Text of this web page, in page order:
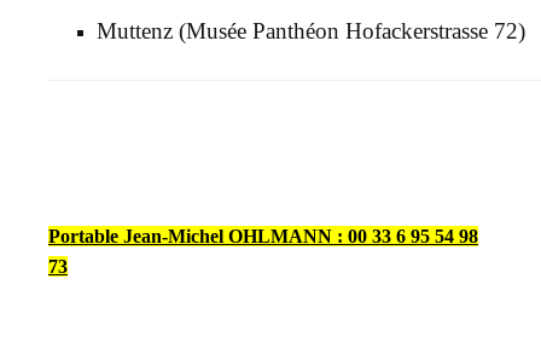
Muttenz (Musée Panthéon Hofackerstrasse 72)
Portable Jean-Michel OHLMANN : 00 33 6 95 54 98
73